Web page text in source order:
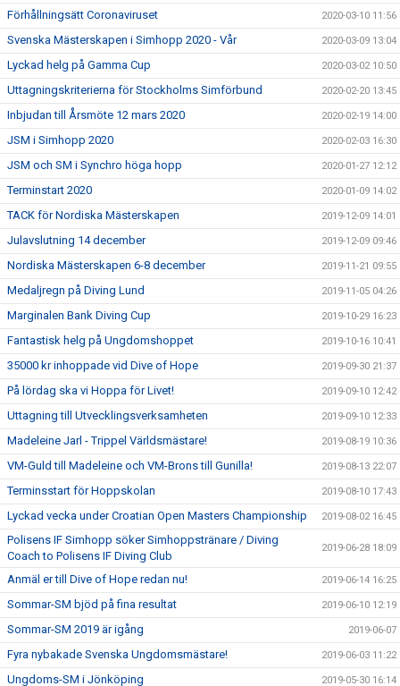
Förhållningsätt Coronaviruset 2020-03-10 11:56
Svenska Mästerskapen i Simhopp 2020 - Vår 2020-03-09 13:04
Lyckad helg på Gamma Cup 2020-03-02 10:50
Uttagningskriterierna för Stockholms Simförbund 2020-02-20 13:45
Inbjudan till Årsmöte 12 mars 2020 2020-02-19 14:00
JSM i Simhopp 2020 2020-02-03 16:30
JSM och SM i Synchro höga hopp 2020-01-27 12:12
Terminstart 2020 2020-01-09 14:02
TACK för Nordiska Mästerskapen 2019-12-09 14:01
Julavslutning 14 december 2019-12-09 09:46
Nordiska Mästerskapen 6-8 december 2019-11-21 09:55
Medaljregn på Diving Lund 2019-11-05 04:26
Marginalen Bank Diving Cup 2019-10-29 16:23
Fantastisk helg på Ungdomshoppet 2019-10-16 10:41
35000 kr inhoppade vid Dive of Hope 2019-09-30 21:37
På lördag ska vi Hoppa för Livet! 2019-09-10 12:42
Uttagning till Utvecklingsverksamheten 2019-09-10 12:33
Madeleine Jarl - Trippel Världsmästare! 2019-08-19 10:36
VM-Guld till Madeleine och VM-Brons till Gunilla! 2019-08-13 22:07
Terminsstart för Hoppskolan 2019-08-10 17:43
Lyckad vecka under Croatian Open Masters Championship 2019-08-02 16:45
Polisens IF Simhopp söker Simhoppstränare / Diving
Coach to Polisens IF Diving Club
2019-06-28 18:09
Anmäl er till Dive of Hope redan nu! 2019-06-14 16:25
Sommar-SM bjöd på fina resultat 2019-06-10 12:19
Sommar-SM 2019 är igång 2019-06-07
Fyra nybakade Svenska Ungdomsmästare! 2019-06-03 11:22
Ungdoms-SM i Jönköping 2019-05-30 16:14